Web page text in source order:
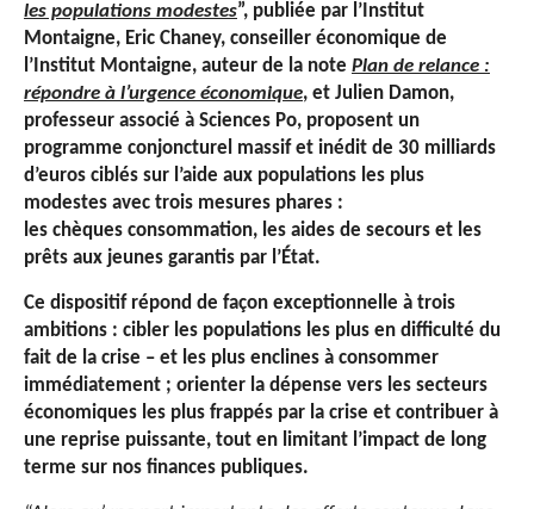
les populations modestes”, publiée par l’Institut
Montaigne, Eric Chaney, conseiller économique de
l’Institut Montaigne, auteur de la note Plan de relance :
répondre à l’urgence économique, et Julien Damon,
professeur associé à Sciences Po, proposent un
programme conjoncturel massif et inédit de 30 milliards
d’euros ciblés sur l’aide aux populations les plus
modestes avec trois mesures phares :
les chèques consommation, les aides de secours et les
prêts aux jeunes garantis par l’État.
Ce dispositif répond de façon exceptionnelle à trois
ambitions : cibler les populations les plus en difficulté du
fait de la crise – et les plus enclines à consommer
immédiatement ; orienter la dépense vers les secteurs
économiques les plus frappés par la crise et contribuer à
une reprise puissante, tout en limitant l’impact de long
terme sur nos finances publiques.